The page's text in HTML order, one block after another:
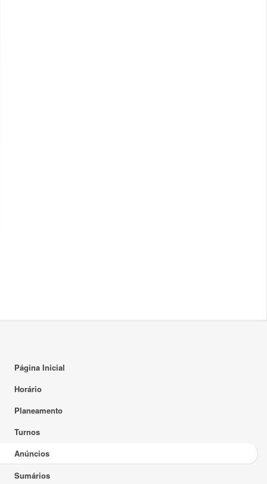
Página Inicial
Horário
Planeamento
Turnos
Anúncios
Sumários